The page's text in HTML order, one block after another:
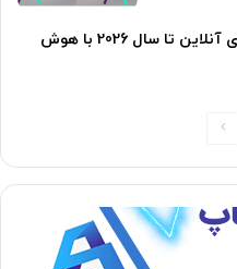
هشدار کارشناسان: 90 درصد محتواهای آنلاین تا سال 2026 با هوش
ح
ه